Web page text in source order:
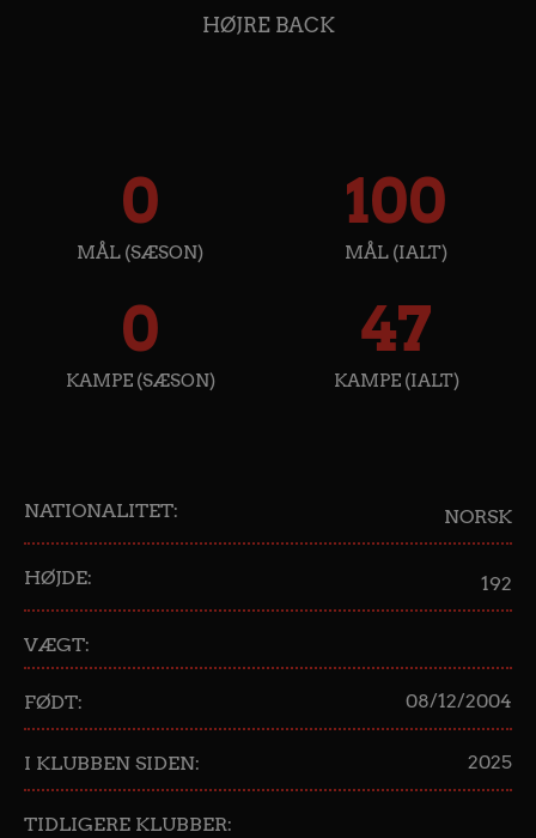
HØJRE BACK
MÅL (SÆSON)
0
MÅL (IALT)
100
KAMPE (SÆSON)
0
KAMPE (IALT)
47
NATIONALITET: NORSK
HØJDE: 192
VÆGT:
FØDT: 08/12/2004
I KLUBBEN SIDEN: 2025
TIDLIGERE KLUBBER: